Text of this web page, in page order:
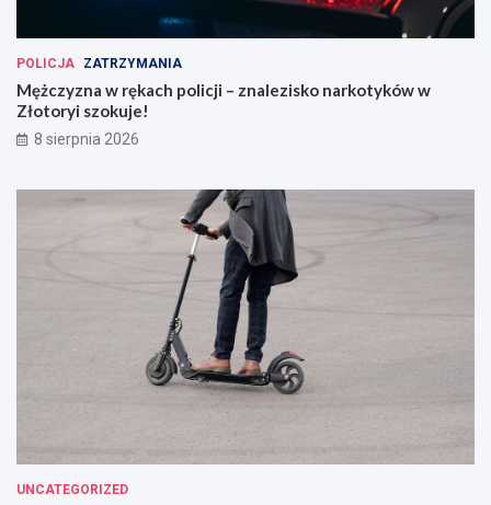
POLICJA ZATRZYMANIA
Mężczyzna w rękach policji – znalezisko narkotyków w
Złotoryi szokuje!
8 sierpnia 2026
UNCATEGORIZED